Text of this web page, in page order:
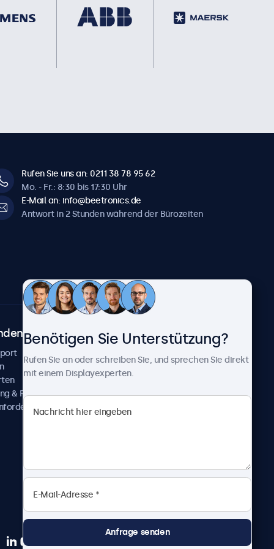
Rufen Sie uns an: 0211 38 78 95 62
Mo. - Fr.: 8:30 bis 17:30 Uhr
E-Mail an: info@beetronics.de
Antwort in 2 Stunden während der Bürozeiten
& Reparatur
Über Beetronics
Neuigkeiten und Updates
Über uns
Karriere
Geschäftsbedingungen
Benötigen Sie Unterstützung?
Rufen Sie an oder schreiben Sie, und sprechen Sie direkt
mit einem Displayexperten.
Anfrage senden